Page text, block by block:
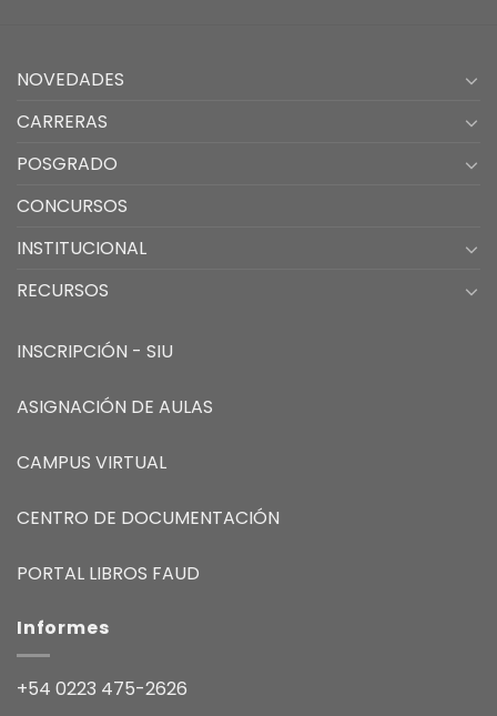
NOVEDADES
CARRERAS
POSGRADO
CONCURSOS
INSTITUCIONAL
RECURSOS
INSCRIPCIÓN - SIU
ASIGNACIÓN DE AULAS
CAMPUS VIRTUAL
CENTRO DE DOCUMENTACIÓN
PORTAL LIBROS FAUD
Informes
+54 0223 475-2626